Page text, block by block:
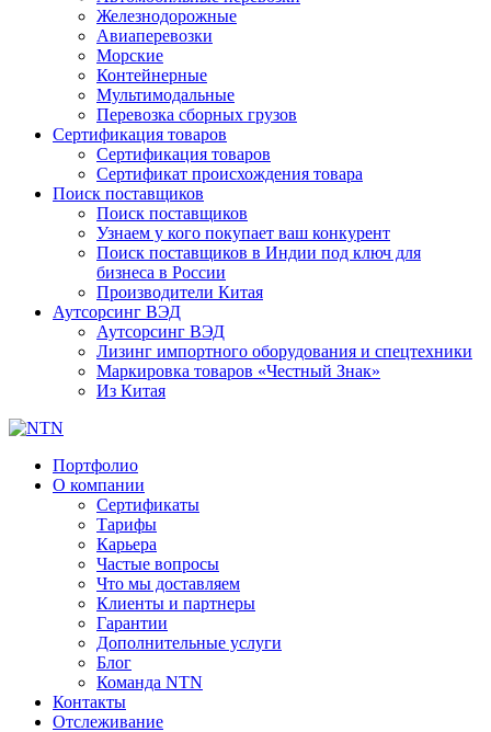
Железнодорожные
Авиаперевозки
Морские
Контейнерные
Мультимодальные
Перевозка сборных грузов
Сертификация товаров
Сертификация товаров
Сертификат происхождения товара
Поиск поставщиков
Поиск поставщиков
Узнаем у кого покупает ваш конкурент
Поиск поставщиков в Индии под ключ для
бизнеса в России
Производители Китая
Аутсорсинг ВЭД
Аутсорсинг ВЭД
Лизинг импортного оборудования и спецтехники
Маркировка товаров «Честный Знак»
Из Китая
Портфолио
О компании
Сертификаты
Тарифы
Карьера
Частые вопросы
Что мы доставляем
Клиенты и партнеры
Гарантии
Дополнительные услуги
Блог
Команда NTN
Контакты
Отслеживание